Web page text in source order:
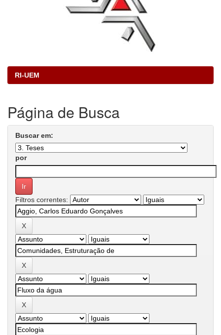
RI-UEM
Página de Busca
Buscar em:
por
Filtros correntes: